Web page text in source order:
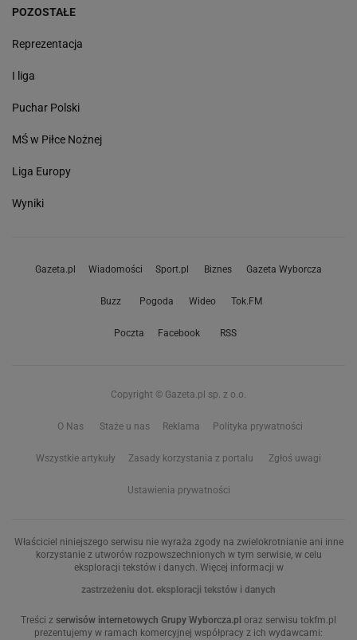
POZOSTAŁE
Reprezentacja
I liga
Puchar Polski
MŚ w Piłce Nożnej
Liga Europy
Wyniki
Gazeta.pl Wiadomości Sport.pl Biznes Gazeta Wyborcza
Buzz Pogoda Wideo Tok.FM
Poczta Facebook RSS
Copyright © Gazeta.pl sp. z o.o.
O Nas Staże u nas Reklama Polityka prywatności
Wszystkie artykuły Zasady korzystania z portalu Zgłoś uwagi
Ustawienia prywatności
Właściciel niniejszego serwisu nie wyraża zgody na zwielokrotnianie ani inne
korzystanie z utworów rozpowszechnionych w tym serwisie, w celu
eksploracji tekstów i danych. Więcej informacji w
zastrzeżeniu dot. eksploracji tekstów i danych
Treści z serwisów internetowych Grupy Wyborcza.pl oraz serwisu tokfm.pl
prezentujemy w ramach komercyjnej współpracy z ich wydawcami: